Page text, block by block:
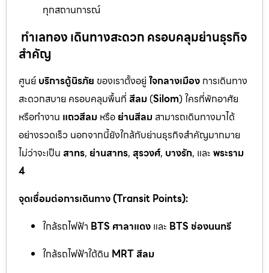
ทุกสถานการณ์
ทำเลทอง เดินทางสะดวก ครอบคลุมย่านธุรกิจ
สำคัญ
ศูนย์ บริการตู้นิรภัย ของเราตั้งอยู่ ใจกลางเมือง การเดินทาง
สะดวกสบาย ครอบคลุมพื้นที่ สีลม(Silom) ใครที่พักอาศัย
หรือทำงาน แถวสีลม หรือย่านสีลม สามารถเดินทางมาได้
อย่างรวดเร็ว นอกจากนี้ยังใกล้กับย่านธุรกิจสำคัญมากมาย
ไม่ว่าจะเป็น สาทร, ย่านสาทร, สุรวงศ์, บางรัก, และ พระราม
4
จุดเชื่อมต่อการเดินทาง (Transit Points):
ใกล้รถไฟฟ้า BTS ศาลาแดง และ BTS ช่องนนทรี
ใกล้รถไฟฟ้าใต้ดิน MRT สีลม